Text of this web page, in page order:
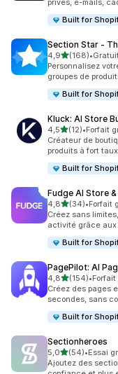
privés, e-mails,
Built for
Section Star ‑
4,9étoile(s) sur 5
(168)
168 avis au total
•
Personnalisez
groupes de
Built for
Kluck: AI Store
4,5étoile(s) sur 5
(12)
12 avis au total
•Forfait
Créateur de
produits à fort
Built for
Fudge AI Store
4,8étoile(s) sur 5
(34)
34 avis au total
•Forfait
Créez sans
activité grâce aux
Built for
PagePilot: AI
4,8étoile(s) sur 5
(154)
154 avis au total
•
Créez des pages
secondes, sans
Built for
Sectionheroes
5,0étoile(s) sur 5
(54)
54 avis au total
•Essai
Ajoutez des